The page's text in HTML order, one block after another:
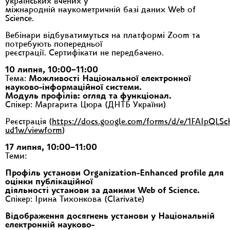
міжнародній наукометричній базі даних Web of
Science.
Вебінари відбуватимуться на платформі Zoom та
потребують попередньої
реєстрації. Сертифікати не передбачено.
10 липня, 10:00–11:00
Тема: Можливості Національної електронної
науково-інформаційної системи.
Модуль профілів: огляд та функціонал.
Спікер: Маргарита Цюра (ДНТБ України)
Реєстрація ( https://docs.google.com/forms/d/e/
ud1w/viewform)
17 липня, 10:00–11:00
Теми:
Профіль установи Organization-Enhanced profile для
оцінки публікаційної
діяльності установи за даними Web of Science.
Спікер: Ірина Тихонкова (Clarivate)
Відображення досягнень установи у Національній
електронній науково-